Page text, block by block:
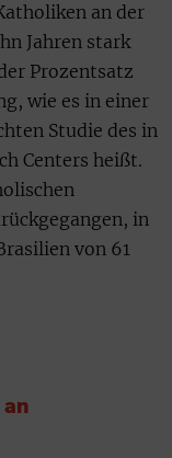
an der
Jahren stark
Prozentsatz
wie es in einer
Studie des in
Centers heißt.
in
von 61